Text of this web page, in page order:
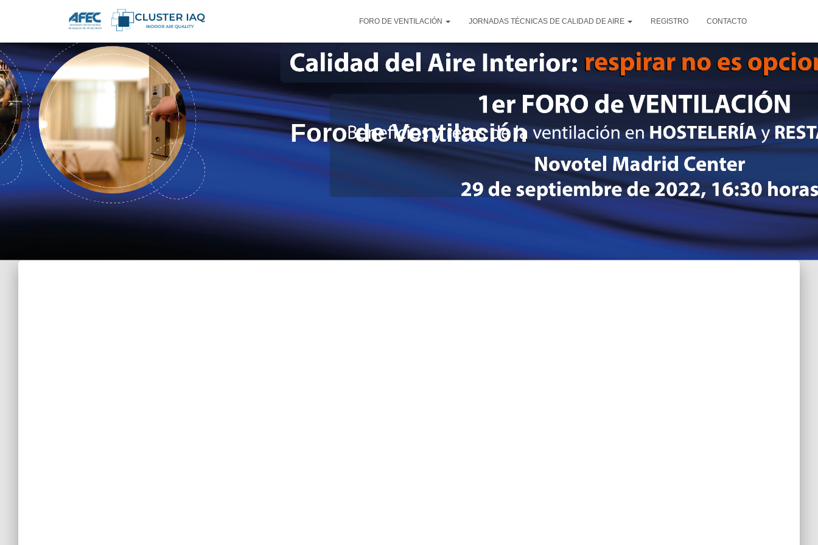
FORO DE VENTILACIÓN JORNADAS TÉCNICAS DE CALIDAD DE AIRE REGISTRO CONTACTO
Foro de Ventilación